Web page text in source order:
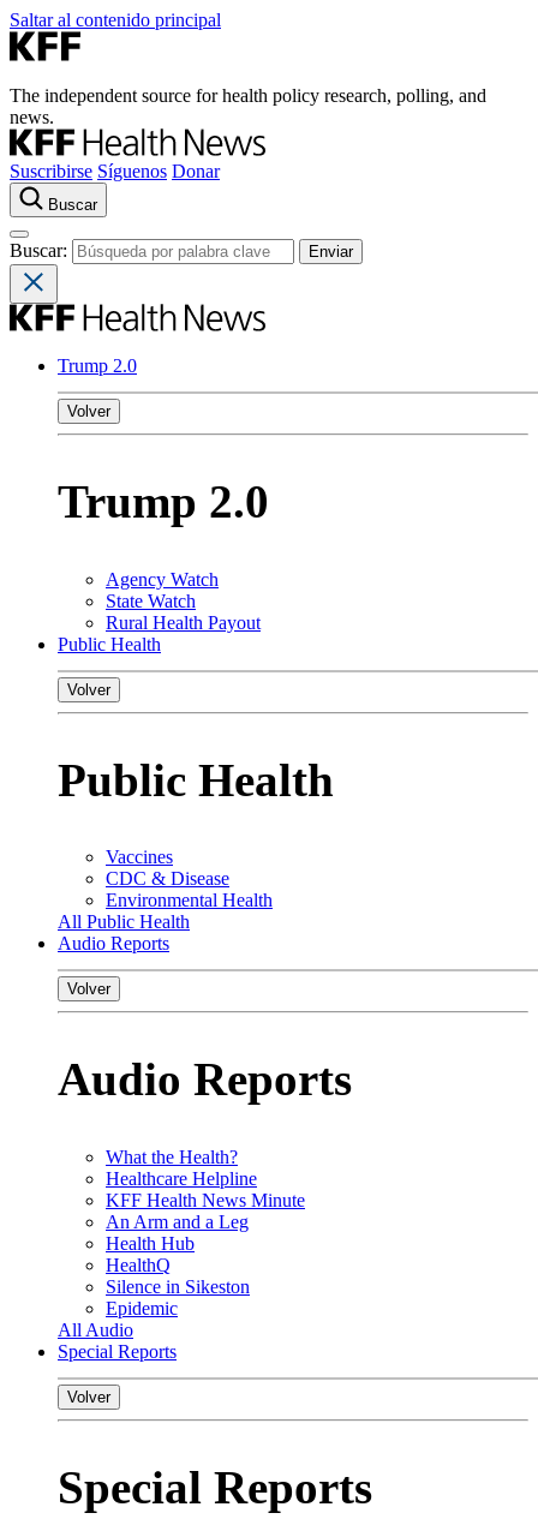
Saltar al contenido principal
The independent source for health policy research, polling, and
news.
Suscribirse Síguenos Donar
Buscar
Buscar:
Trump 2.0
Volver
Trump 2.0
Agency Watch
State Watch
Rural Health Payout
Public Health
Volver
Public Health
Vaccines
CDC & Disease
Environmental Health
All Public Health
Audio Reports
Volver
Audio Reports
What the Health?
Healthcare Helpline
KFF Health News Minute
An Arm and a Leg
Health Hub
HealthQ
Silence in Sikeston
Epidemic
All Audio
Special Reports
Volver
Special Reports